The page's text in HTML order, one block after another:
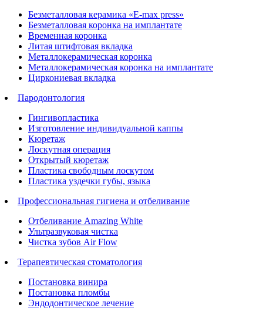
Безметалловая керамика «E-max press»
Безметалловая коронка на имплантате
Временная коронка
Литая штифтовая вкладка
Металлокерамическая коронка
Металлокерамическая коронка на имплантате
Циркониевая вкладка
Пародонтология
Гингивопластика
Изготовление индивидуальной каппы
Кюретаж
Лоскутная операция
Открытый кюретаж
Пластика свободным лоскутом
Пластика уздечки губы, языка
Профессиональная гигиена и отбеливание
Отбеливание Amazing White
Ультразвуковая чистка
Чистка зубов Air Flow
Терапевтическая стоматология
Постановка винира
Постановка пломбы
Эндодонтическое лечение